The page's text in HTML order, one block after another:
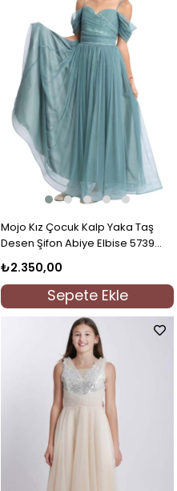
Mojo Kız Çocuk Kalp Yaka Taş
Desen Şifon Abiye Elbise 5739
Yeşil
₺2.350,00
Sepete Ekle